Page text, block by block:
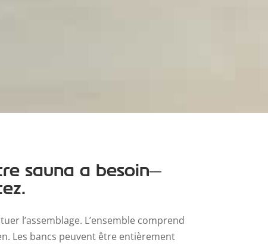
sauna a besoin—
l’assemblage. L’ensemble comprend
Les bancs peuvent être entièrement